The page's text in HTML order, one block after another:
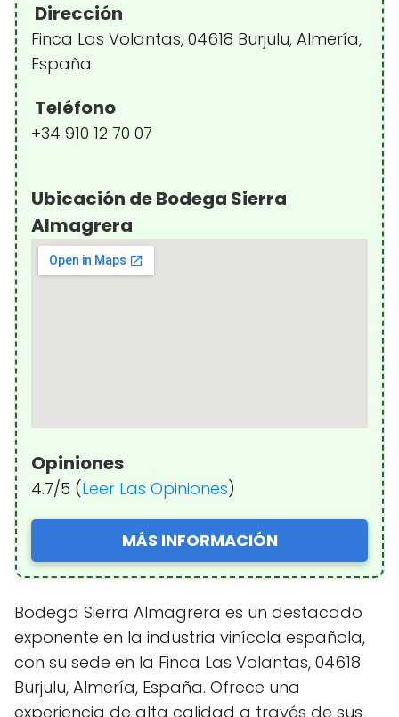
Dirección
Finca Las Volantas, 04618 Burjulu, Almería,
España
Teléfono
+34 910 12 70 07
Ubicación de Bodega Sierra
Almagrera
Opiniones
4.7/5 (Leer Las Opiniones)
MÁS INFORMACIÓN
Bodega Sierra Almagrera es un destacado
exponente en la industria vinícola española,
con su sede en la Finca Las Volantas, 04618
Burjulu, Almería, España. Ofrece una
experiencia de alta calidad a través de sus